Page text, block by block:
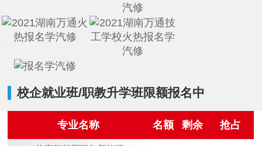
校企就业班/职教升学班限额报名中
专业名称 名额 剩余 抢占